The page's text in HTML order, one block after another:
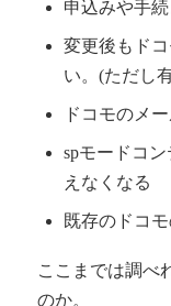
申込みや手
変更後もド
い。(ただし
ドコモのメ
spモードコ
えなくなる
既存のドコ
ここまでは調べ
のか。